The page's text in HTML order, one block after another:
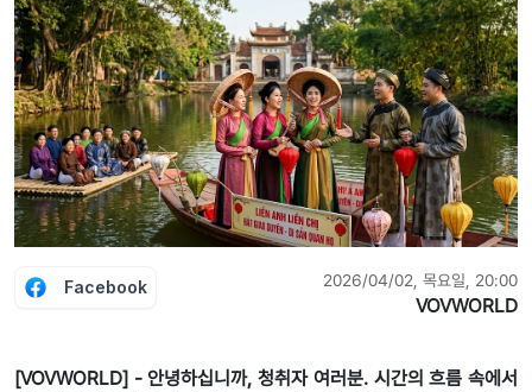
Facebook 2026/04/02, 목요일, 20:00
VOVWORLD
[VOVWORLD] - 안녕하십니까, 청취자 여러분. 시간의 흐름 속에서